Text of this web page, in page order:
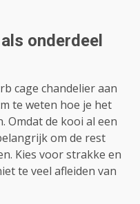
onderdeel
cage chandelier aan
te weten hoe je het
de kooi al een
om de rest
Kies voor strakke en
te veel afleiden van